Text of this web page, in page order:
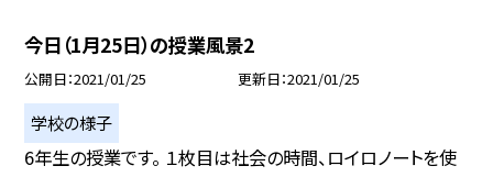
今日（1月25日）の授業風景2
公開日 2021/01/25 更新日 2021/01/25
学校の様子
6年生の授業です。 １枚目は社会の時間、ロイロノートを使